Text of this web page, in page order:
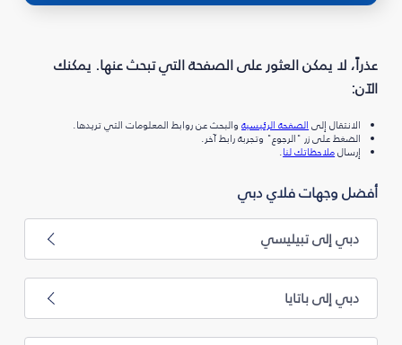
عذراً، لا يمكن العثور على الصفحة التي تبحث عنها. يمكنك
الآن:
الانتقال إلىالصفحة الرئيسيةوالبحث عن روابط المعلومات التي تريدها.
الضغط على زر "الرجوع" وتجربة رابط آخر.
إرسالملاحظاتك لنا.
أفضل وجهات فلاي دبي
دبي إلى تبيليسي
دبي إلى باتايا